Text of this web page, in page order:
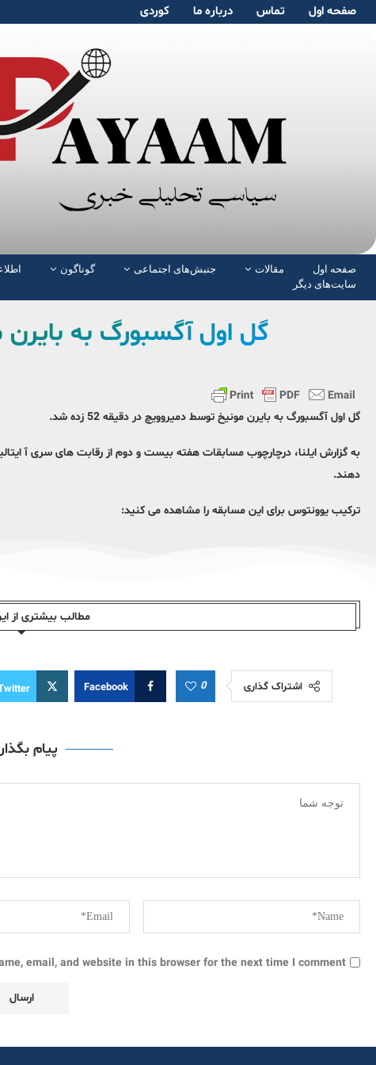
صفحە اول تماس دربارە ما کوردی
صفحە اول مقالات جنبش‌های اجتماعی گوناگون
سایت‌های دیگر
گل اول آگسبورگ به
گل اول آگسبورگ به بایرن مونیخ توسط دمیروویچ در دقیقه 52 زده شد.
دهند.
ترکیب یوونتوس برای این مسابقه را مشاهده می کنید:
مطالب بیشتری از
اشتراک گذاری 0
Facebook
پیام
email, and website in this browser for the next time I comment.